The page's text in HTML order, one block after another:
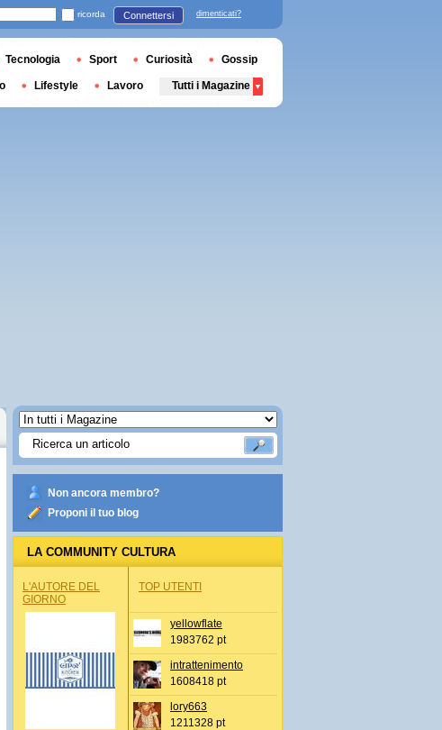
Non ancora membro?
Proponi il tuo blog
LA COMMUNITY CULTURA
L'AUTORE DEL
GIORNO
TOP UTENTI
yellowflate
1983762 pt
intrattenimento
1608418 pt
lory663
1211328 pt
ricorda Connettersi dimenticati?
Tecnologia Sport Curiosità Gossip
Lifestyle Lavoro Tutti i Magazine